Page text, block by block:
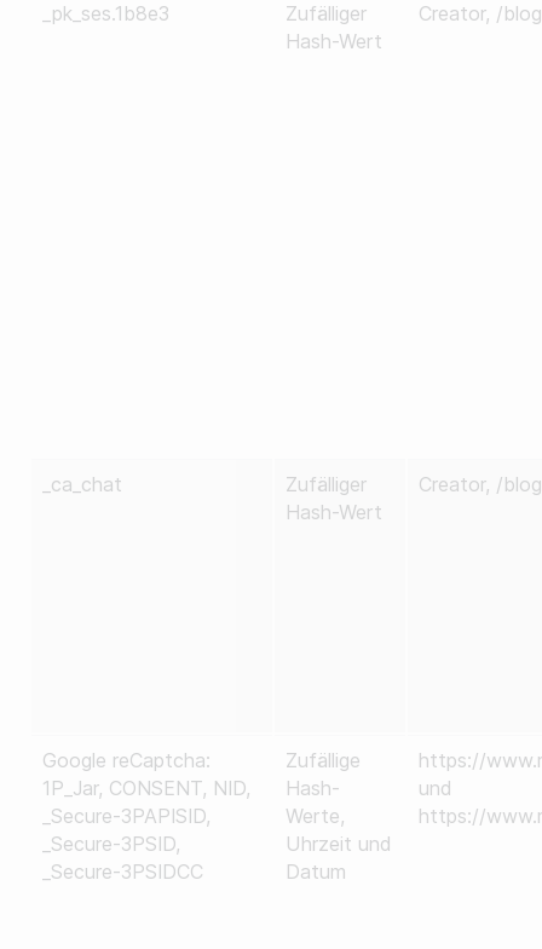
_pk_ses.1b8e3
Zufälliger
Hash-Wert
Creator, /
_ca_chat
Zufälliger
Hash-Wert
Creator, /
Google reCaptcha:
1P_Jar, CONSENT, NID,
_Secure-3PAPISID,
_Secure-3PSID,
_Secure-3PSIDCC
Zufällige
Hash-
Werte,
Uhrzeit und
Datum
https://
und
https://